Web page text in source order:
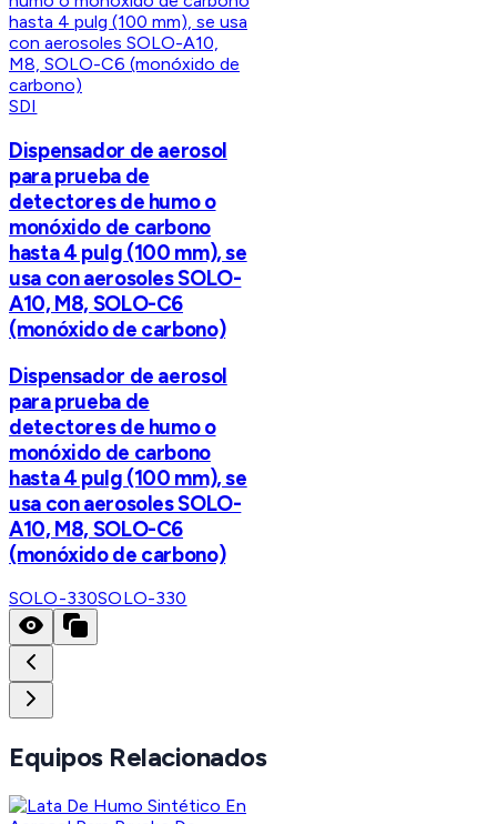
SDI
Dispensador de aerosol
para prueba de
detectores de humo o
monóxido de carbono
hasta 4 pulg (100 mm), se
usa con aerosoles SOLO-
A10, M8, SOLO-C6
(monóxido de carbono)
Dispensador de aerosol
para prueba de
detectores de humo o
monóxido de carbono
hasta 4 pulg (100 mm), se
usa con aerosoles SOLO-
A10, M8, SOLO-C6
(monóxido de carbono)
SOLO-330SOLO-330
Equipos Relacionados